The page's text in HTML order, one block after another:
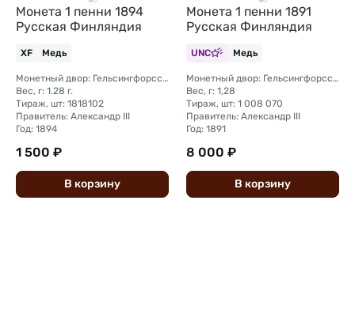
Монета 1 пенни 1894
Русская Финляндия
XF Медь
Монетный двор: Гельсингфорсский монетный двор (Финляндия)
Вес, г: 1.28 г.
Тираж, шт: 1818102
Правитель: Александр III
Год: 1894
1 500 ₽
В корзину
Монета 1 пенни 1891
Русская Финляндия
UNC Медь
Монетный двор: Гельсингфорсский монетный двор (Финляндия)
Вес, г: 1,28
Тираж, шт: 1 008 070
Правитель: Александр III
Год: 1891
8 000 ₽
В корзину